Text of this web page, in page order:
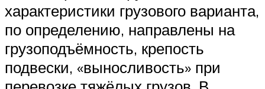
характеристики грузового варианта,
по определению, направлены на
грузоподъёмность, крепость
подвески, «выносливость» при